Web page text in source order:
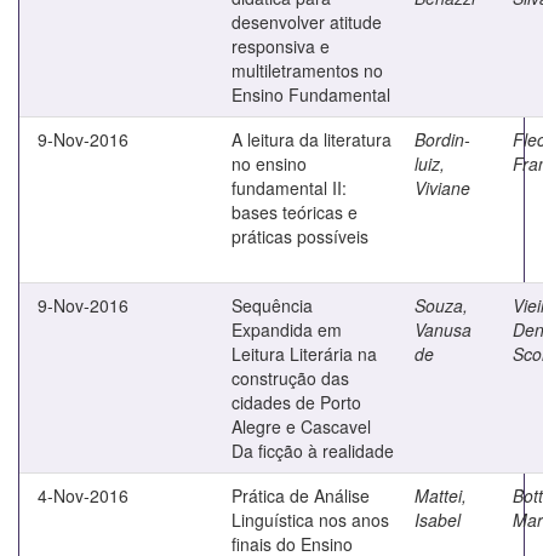
desenvolver atitude
responsiva e
multiletramentos no
Ensino Fundamental
9-Nov-2016
A leitura da literatura
no ensino
fundamental II:
bases teóricas e
práticas possíveis
Bordin-
luiz,
Viviane
9-Nov-2016
Sequência
Expandida em
Leitura Literária na
construção das
cidades de Porto
Alegre e Cascavel
Da ficção à realidade
Souza,
Vanusa
de
4-Nov-2016
Prática de Análise
Linguística nos anos
finais do Ensino
Mattei,
Isabel